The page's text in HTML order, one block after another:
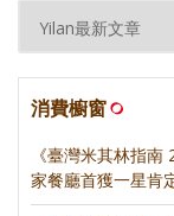
消費櫥窗
《臺灣米其林指
家餐廳首獲一星肯